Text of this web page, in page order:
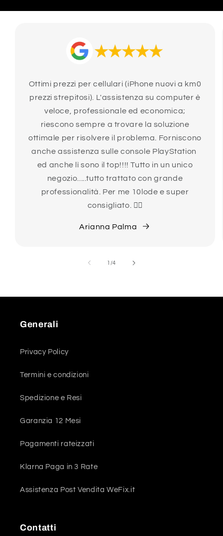
Ottimi prezzi per cellulari (iPhone nuovi a km0
prezzi strepitosi). L'assistenza su computer è
veloce, professionale ed economica;
riescono sempre a trovare la soluzione
ottimale per risolvere il problema. Forniscono
anche assistenza sulle console PlayStation
ed anche lì sono il top!!!! Tutto in un unico
negozio.....tutto trattato con grande
professionalità. Per me 10lode e super
consigliato. 👍🏻
Arianna Palma
1 /su
4
Generali
Privacy Policy
Termini e condizioni
Spedizione e Resi
Garanzia 12 Mesi
Pagamenti rateizzati
Klarna Paga in 3 Rate
Assistenza Post Vendita WeFix.it
Contatti